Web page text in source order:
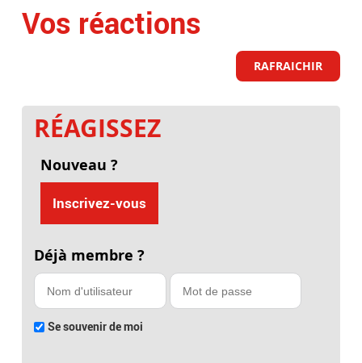
Vos réactions
RAFRAICHIR
RÉAGISSEZ
Nouveau ?
Inscrivez-vous
Déjà membre ?
Se souvenir de moi